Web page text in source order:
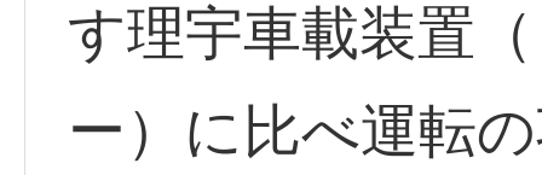
す理宇車載装置
ー）に比べ運転